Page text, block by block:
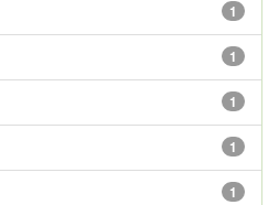
1
1
1
1
1